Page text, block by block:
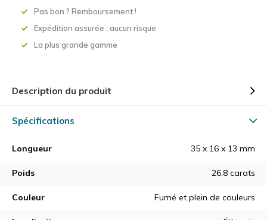
Pas bon ? Remboursement !
Expédition assurée : aucun risque
La plus grande gamme
Description du produit
Spécifications
Longueur 35 x 16 x 13 mm
Poids 26,8 carats
Couleur Fumé et plein de couleurs